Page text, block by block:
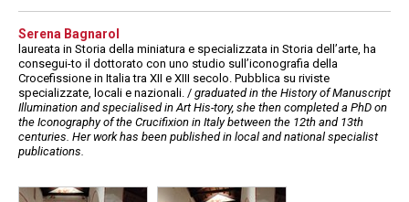
Serena Bagnarol
laureata in Storia della miniatura e specializzata in Storia dell’arte, ha
consegui-to il dottorato con uno studio sull’iconografia della
Crocefissione in Italia tra XII e XIII secolo. Pubblica su riviste
specializzate, locali e nazionali. / graduated in the History of Manuscript
Illumination and specialised in Art His-tory, she then completed a PhD on
the Iconography of the Crucifixion in Italy between the 12th and 13th
centuries. Her work has been published in local and national specialist
publications.